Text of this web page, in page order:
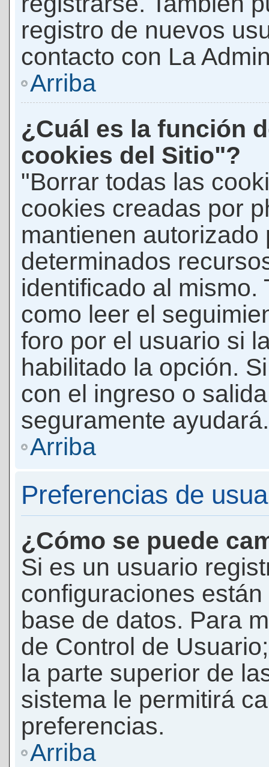
registro de nuevos
contacto con La
Arriba
¿Cuál es la función
cookies del Sitio"?
"Borrar todas las
cookies creadas por
mantienen autorizado
determinados
identificado al mismo.
como leer el
foro por el usuario si
habilitado la opción.
con el ingreso o
seguramente ayudará.
Arriba
Preferencias de
¿Cómo se puede
Si es un usuario
configuraciones
base de datos. Para
de Control de
la parte superior de
sistema le permitirá
preferencias.
Arriba